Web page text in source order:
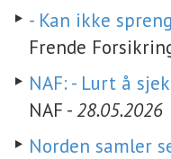
- Kan ikke
Frende
NAF: - Lurt å
NAF -28.05.2026
Norden samler